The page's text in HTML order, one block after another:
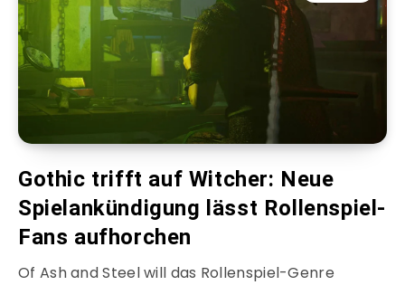
Gothic trifft auf Witcher: Neue
Spielankündigung lässt Rollenspiel-
Fans aufhorchen
Of Ash and Steel will das Rollenspiel-Genre